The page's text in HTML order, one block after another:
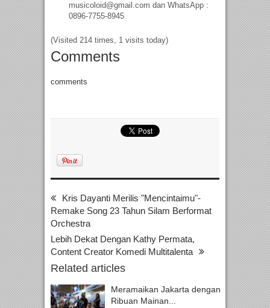
musicoloid@gmail.com dan WhatsApp :
0896-7755-8945
(Visited 214 times, 1 visits today)
Comments
comments
Kris Dayanti Merilis "Mencintaimu"-
Remake Song 23 Tahun Silam Berformat
Orchestra
Lebih Dekat Dengan Kathy Permata,
Content Creator Komedi Multitalenta
Related articles
Meramaikan Jakarta dengan
Ribuan Mainan...